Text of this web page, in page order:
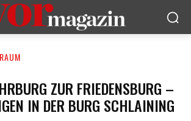
ZUR FRIEDENSBURG –
IN DER BURG SCHLAINING